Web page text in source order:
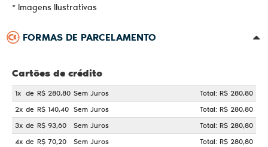
* Imagens Ilustrativas
FORMAS DE PARCELAMENTO
Cartões de crédito
1x de R$ 280,80 Sem Juros
Total: R$ 280,80
2x de R$ 140,40 Sem Juros
Total: R$ 280,80
3x de R$ 93,60 Sem Juros
Total: R$ 280,80
4x de R$ 70,20 Sem Juros
Total: R$ 280,80